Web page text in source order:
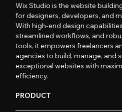
Wix Studio is the website
for designers, developers, and
With high-end design
streamlined workflows, and
tools, it empowers freelancers
agencies to build, manage, and
exceptional websites with
efficiency.
PRODUCT